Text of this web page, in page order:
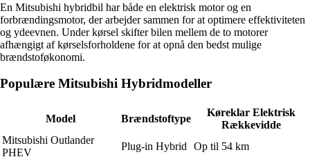
En Mitsubishi hybridbil har både en elektrisk motor og en
forbrændingsmotor, der arbejder sammen for at optimere effektiviteten
og ydeevnen. Under kørsel skifter bilen mellem de to motorer
afhængigt af kørselsforholdene for at opnå den bedst mulige
brændstoføkonomi.
Populære Mitsubishi Hybridmodeller
Model Brændstoftype
Køreklar Elektrisk
Rækkevidde
Mitsubishi Outlander
PHEV
Plug-in Hybrid
Op til 54 km